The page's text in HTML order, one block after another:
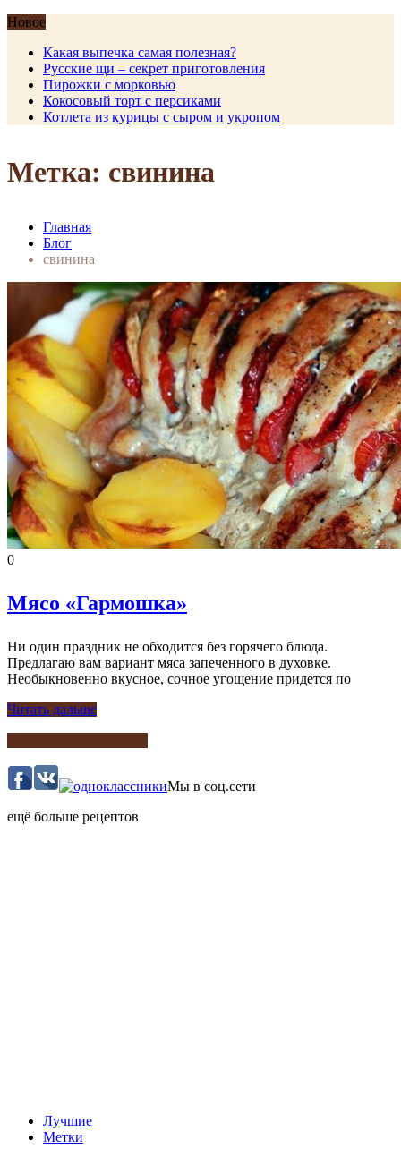
Новое
Какая выпечка самая полезная?
Русские щи – секрет приготовления
Пирожки с морковью
Кокосовый торт с персиками
Котлета из курицы с сыром и укропом
Метка: свинина
Главная
Блог
свинина
0
Мясо «Гармошка»
Ни один праздник не обходится без горячего блюда.
Предлагаю вам вариант мяса запеченного в духовке.
Необыкновенно вкусное, сочное угощение придется по
Читать дальше
Мы в соц.сети
ещё больше рецептов
Лучшие
Метки